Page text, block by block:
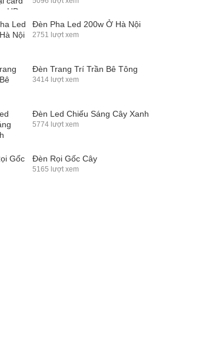
Đèn Pha Led 200w Ở Hà Nội
2751 lượt xem
Đèn Trang Trí Trần Bê Tông
3414 lượt xem
Đèn Led Chiếu Sáng Cây Xanh
5774 lượt xem
Đèn Rọi Gốc Cây
5165 lượt xem